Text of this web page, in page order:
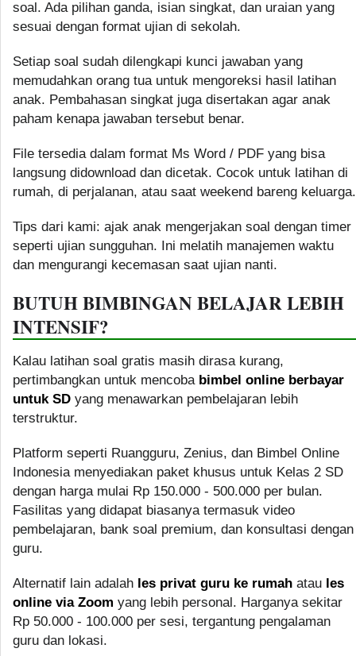
soal. Ada pilihan ganda, isian singkat, dan uraian yang
sesuai dengan format ujian di sekolah.
Setiap soal sudah dilengkapi kunci jawaban yang
memudahkan orang tua untuk mengoreksi hasil latihan
anak. Pembahasan singkat juga disertakan agar anak
paham kenapa jawaban tersebut benar.
File tersedia dalam format Ms Word / PDF yang bisa
langsung didownload dan dicetak. Cocok untuk latihan di
rumah, di perjalanan, atau saat weekend bareng keluarga.
Tips dari kami: ajak anak mengerjakan soal dengan timer
seperti ujian sungguhan. Ini melatih manajemen waktu
dan mengurangi kecemasan saat ujian nanti.
BUTUH BIMBINGAN BELAJAR LEBIH
INTENSIF?
Kalau latihan soal gratis masih dirasa kurang,
pertimbangkan untuk mencoba bimbel online berbayar
untuk SD yang menawarkan pembelajaran lebih
terstruktur.
Platform seperti Ruangguru, Zenius, dan Bimbel Online
Indonesia menyediakan paket khusus untuk Kelas 2 SD
dengan harga mulai Rp 150.000 - 500.000 per bulan.
Fasilitas yang didapat biasanya termasuk video
pembelajaran, bank soal premium, dan konsultasi dengan
guru.
Alternatif lain adalah les privat guru ke rumah atau les
online via Zoom yang lebih personal. Harganya sekitar
Rp 50.000 - 100.000 per sesi, tergantung pengalaman
guru dan lokasi.